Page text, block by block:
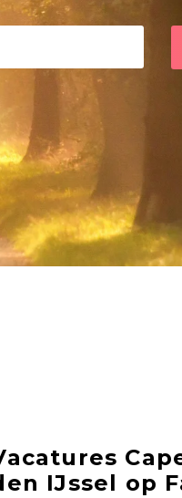
IJssel op